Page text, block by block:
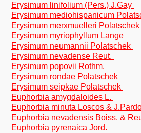
Erysimum linifolium (Pers.) J.Gay
Erysimum mediohispanicum
Erysimum merxmuelleri Polatschek
Erysimum myriophyllum Lange
Erysimum neumannii Polatschek
Erysimum nevadense Reut.
Erysimum popovii Rothm.
Erysimum rondae Polatschek
Erysimum seipkae Polatschek
Euphorbia amygdaloides L.
Euphorbia minuta Loscos &
Euphorbia nevadensis Boiss. &
Euphorbia pyrenaica Jord.